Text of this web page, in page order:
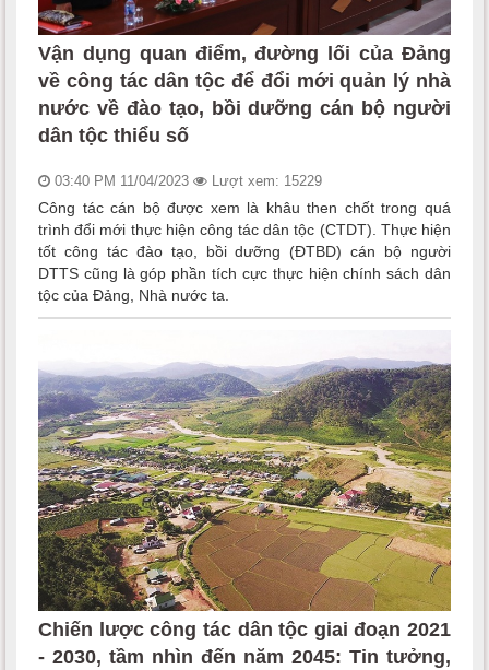
Vận dụng quan điểm, đường lối của Đảng
về công tác dân tộc để đổi mới quản lý nhà
nước về đào tạo, bồi dưỡng cán bộ người
dân tộc thiểu số
03:40 PM 11/04/2023 Lượt xem: 15229
Công tác cán bộ được xem là khâu then chốt trong quá
trình đổi mới thực hiện công tác dân tộc (CTDT). Thực hiện
tốt công tác đào tạo, bồi dưỡng (ĐTBD) cán bộ người
DTTS cũng là góp phần tích cực thực hiện chính sách dân
tộc của Đảng, Nhà nước ta.
Chiến lược công tác dân tộc giai đoạn 2021
- 2030, tầm nhìn đến năm 2045: Tin tưởng,